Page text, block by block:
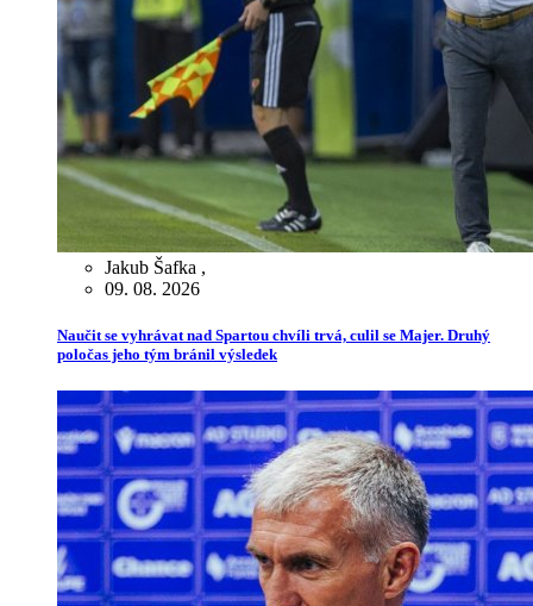
Jakub Šafka ,
09. 08. 2026
Naučit se vyhrávat nad Spartou chvíli trvá, culil se Majer. Druhý
poločas jeho tým bránil výsledek